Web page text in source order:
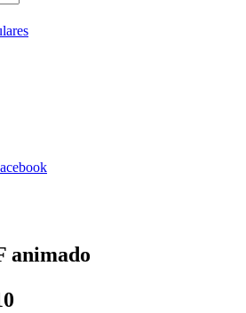
animado